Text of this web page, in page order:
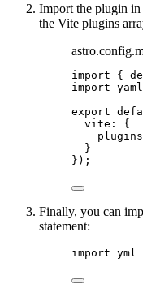
Import the plugin
the Vite plugins
import {
import yaml
export
vite: {
}
});
Finally, you can
statement:
import yml